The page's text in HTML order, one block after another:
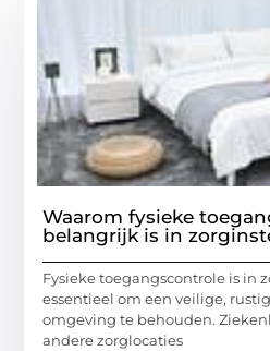
Waarom fysieke
belangrijk is in
Fysieke toegangscontrole is in
essentieel om een veilige,
omgeving te behouden.
andere zorglocaties